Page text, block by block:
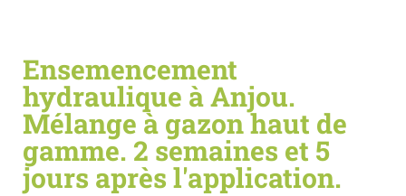
Ensemencement
hydraulique à Anjou.
Mélange à gazon haut de
gamme. 2 semaines et 5
jours après l'application.